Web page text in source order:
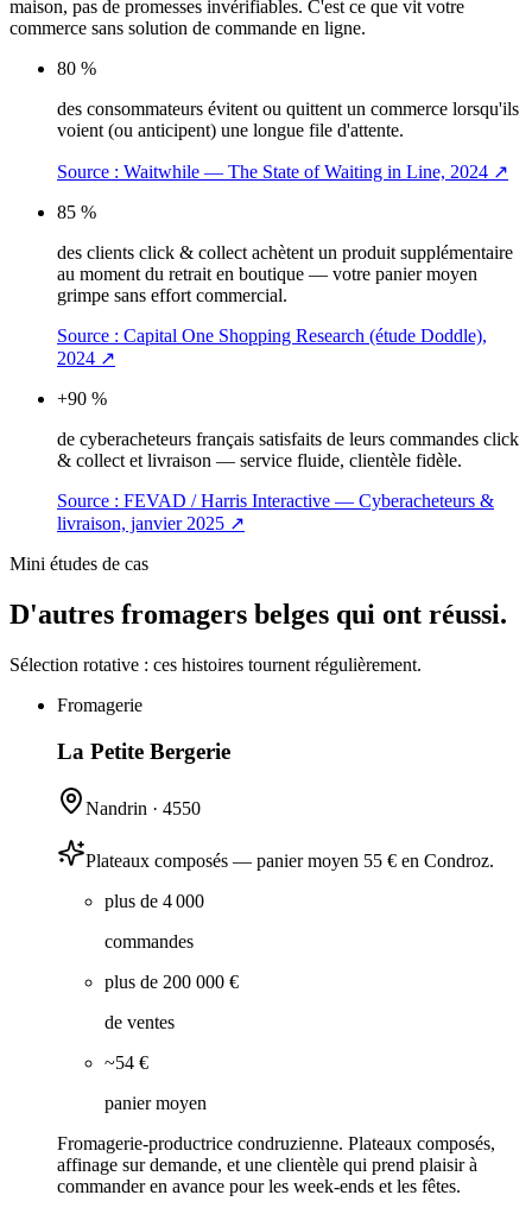
maison, pas de promesses invérifiables. C'est ce que vit votre
commerce sans solution de commande en ligne.
80 %
des consommateurs évitent ou quittent un commerce lorsqu'ils
voient (ou anticipent) une longue file d'attente.
Source : Waitwhile — The State of Waiting in Line, 2024 ↗
85 %
des clients click & collect achètent un produit supplémentaire
au moment du retrait en boutique — votre panier moyen
grimpe sans effort commercial.
Source : Capital One Shopping Research (étude Doddle),
2024 ↗
+90 %
de cyberacheteurs français satisfaits de leurs commandes click
& collect et livraison — service fluide, clientèle fidèle.
Source : FEVAD / Harris Interactive — Cyberacheteurs &
livraison, janvier 2025 ↗
Mini études de cas
D'autres fromagers belges qui ont réussi.
Sélection rotative : ces histoires tournent régulièrement.
Fromagerie
La Petite Bergerie
Nandrin · 4550
Plateaux composés — panier moyen 55 € en Condroz.
plus de 4 000
commandes
plus de 200 000 €
de ventes
~54 €
panier moyen
Fromagerie-productrice condruzienne. Plateaux composés,
affinage sur demande, et une clientèle qui prend plaisir à
commander en avance pour les week-ends et les fêtes.